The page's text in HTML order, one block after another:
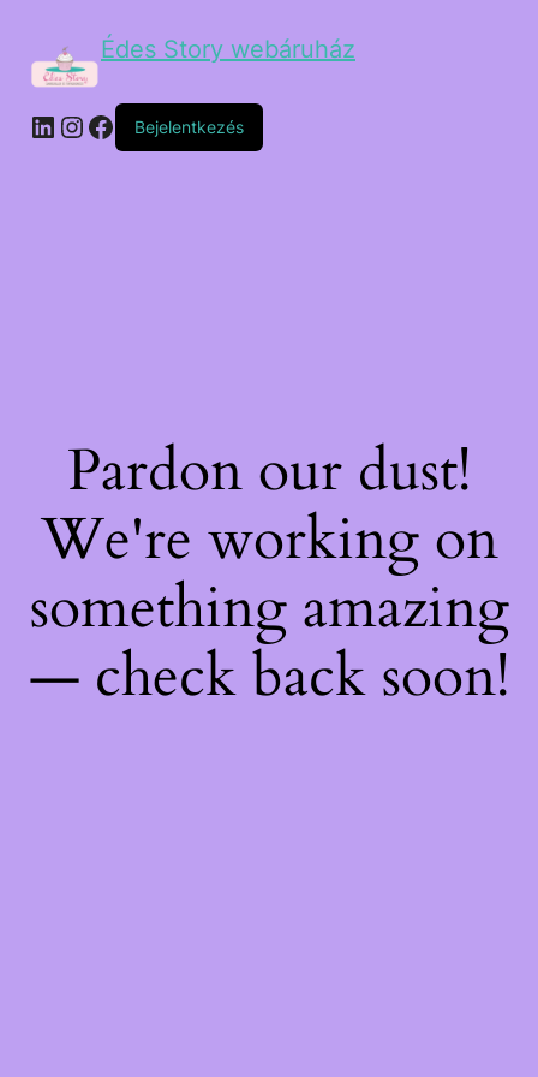
Édes Story webáruház
Bejelentkezés
Pardon our dust!
We're working on
something amazing
— check back soon!